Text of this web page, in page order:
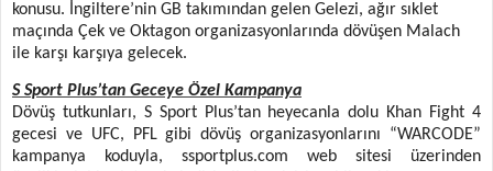
konusu. İngiltere’nin GB takımından gelen Gelezi, ağır sıklet
maçında Çek ve Oktagon organizasyonlarında dövüşen Malach
ile karşı karşıya gelecek.
S Sport Plus’tan Geceye Özel Kampanya
Dövüş tutkunları, S Sport Plus’tan heyecanla dolu Khan Fight 4
gecesi ve UFC, PFL gibi dövüş organizasyonlarını “WARCODE”
kampanya koduyla, ssportplus.com web sitesi üzerinden